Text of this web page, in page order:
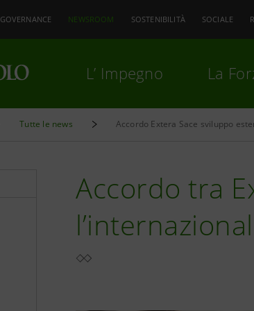
GOVERNANCE NEWSROOM SOSTENIBILITÀ SOCIALE
L’ Impegno La
Tutte le news Accordo Extera Sace sviluppo
Accordo tra